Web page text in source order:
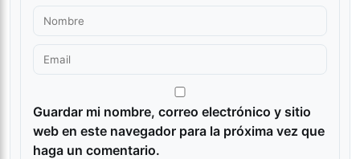
Guardar mi nombre, correo electrónico y sitio
web en este navegador para la próxima vez que
haga un comentario.